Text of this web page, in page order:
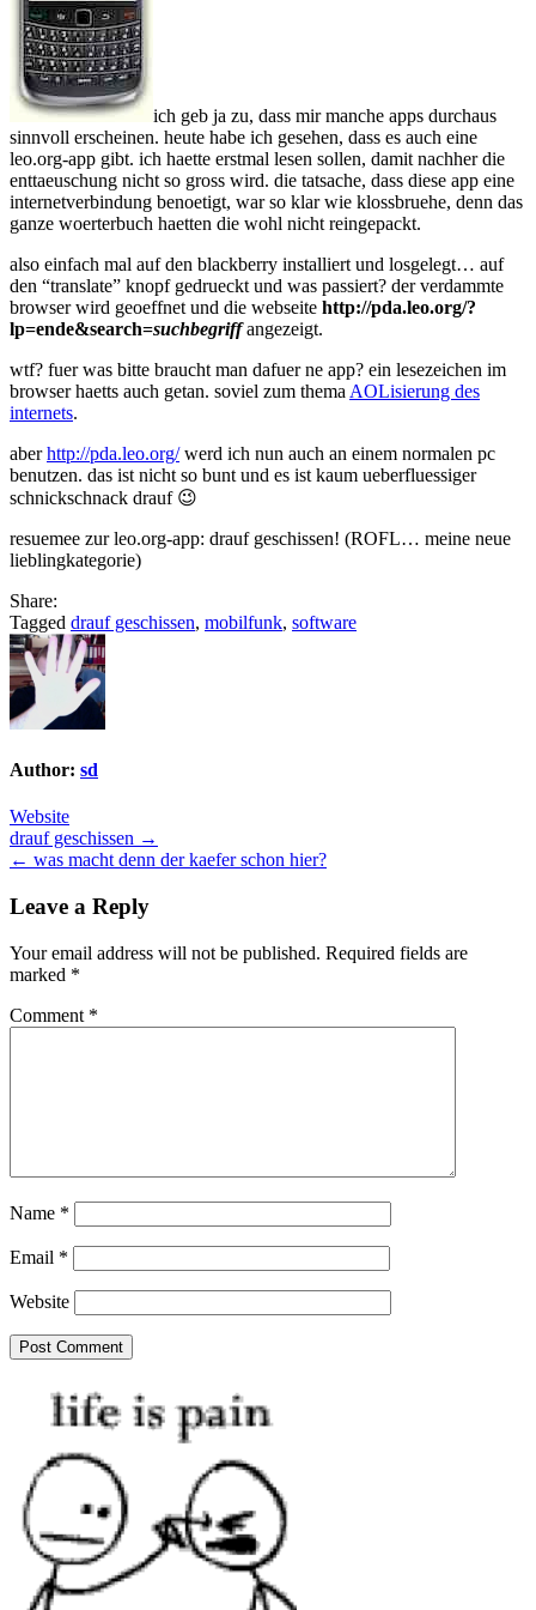
ich geb ja zu, dass mir manche apps durchaus
sinnvoll erscheinen. heute habe ich gesehen, dass es auch eine
leo.org-app gibt. ich haette erstmal lesen sollen, damit nachher die
enttaeuschung nicht so gross wird. die tatsache, dass diese app eine
internetverbindung benoetigt, war so klar wie klossbruehe, denn das
ganze woerterbuch haetten die wohl nicht reingepackt.
also einfach mal auf den blackberry installiert und losgelegt… auf
den “translate” knopf gedrueckt und was passiert? der verdammte
browser wird geoeffnet und die webseite http://pda.leo.org/?
lp=ende&search=suchbegriffangezeigt.
wtf? fuer was bitte braucht man dafuer ne app? ein lesezeichen im
browser haetts auch getan. soviel zum thema AOLisierung des
internets.
aberhttp://pda.leo.org/werd ich nun auch an einem normalen pc
benutzen. das ist nicht so bunt und es ist kaum ueberfluessiger
schnickschnack drauf 😉
resuemee zur leo.org-app: drauf geschissen! (ROFL… meine neue
lieblingkategorie)
Share:
Tagged drauf geschissen, mobilfunk, software
Author: sd
Website
Post
navigation
drauf geschissen →
← was macht denn der kaefer schon hier?
Leave a Reply
Your email address will not be published. Required fields are
marked *
Comment *
Name *
Email *
Website